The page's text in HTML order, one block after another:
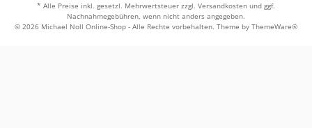
* Alle Preise inkl. gesetzl. Mehrwertsteuer zzgl. Versandkosten und ggf.
Nachnahmegebühren, wenn nicht anders angegeben.
© 2026 Michael Noll Online-Shop - Alle Rechte vorbehalten. Theme by ThemeWare®